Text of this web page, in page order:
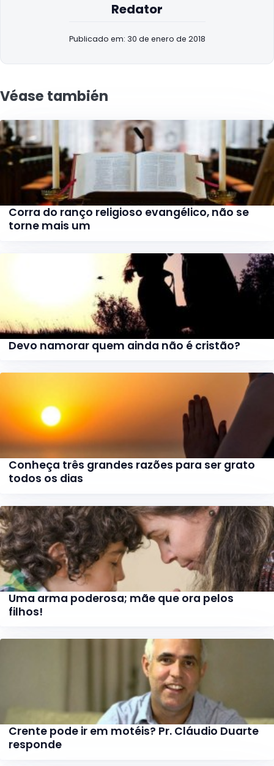
Redator
Publicado em: 30 de enero de 2018
Véase también
Corra do ranço religioso evangélico, não se
torne mais um
Devo namorar quem ainda não é cristão?
Conheça três grandes razões para ser grato
todos os dias
Uma arma poderosa; mãe que ora pelos
filhos!
Crente pode ir em motéis? Pr. Cláudio Duarte
responde